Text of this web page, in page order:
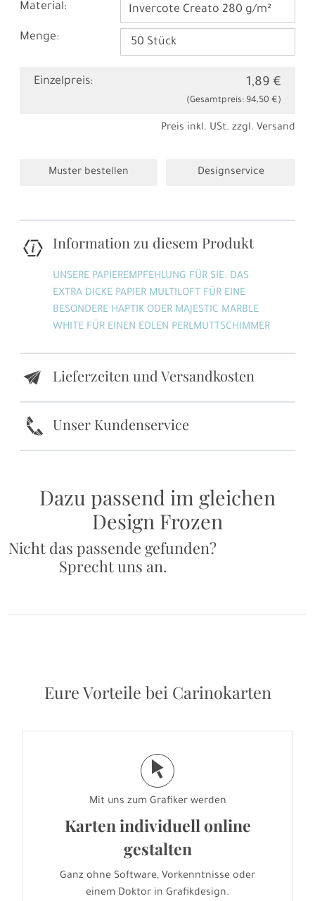
Material: Invercote Creato 280 g/m²
Menge:
Einzelpreis: 1,89 €
(Gesamtpreis: 94,50 €)
Preis inkl. USt. zzgl. Versand
Muster bestellen Designservice
Information zu diesem Produkt
UNSERE PAPIEREMPFEHLUNG FÜR SIE: DAS
EXTRA DICKE PAPIER MULTILOFT FÜR EINE
BESONDERE HAPTIK ODER MAJESTIC MARBLE
WHITE FÜR EINEN EDLEN PERLMUTTSCHIMMER
e Lieferzeiten und Versandkosten
k Unser Kundenservice
Dazu passend im gleichen
Design Frozen
Nicht das passende gefunden?
Sprecht uns an.
Eure Vorteile bei Carinokarten
j
Mit uns zum Grafiker werden
Karten individuell online
gestalten
Ganz ohne Software, Vorkenntnisse oder
einem Doktor in Grafikdesign.